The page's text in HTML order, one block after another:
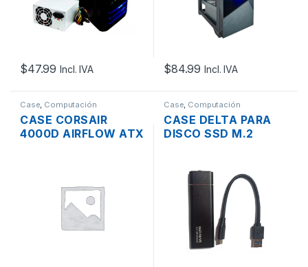
$47.99 Incl. IVA $84.99 Incl. IVA
Case, Computación
CASE CORSAIR
4000D AIRFLOW ATX
Case, Computación
CASE DELTA PARA
DISCO SSD M.2